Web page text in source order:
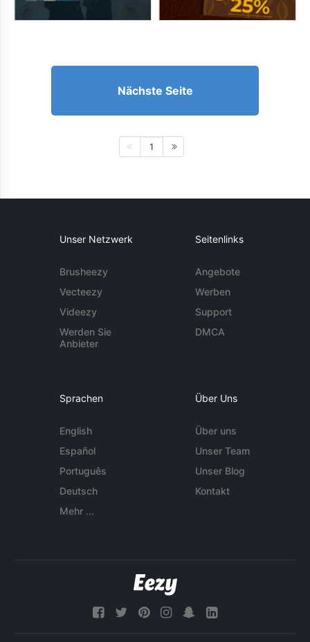
Nächste Seite
1
Unser Netzwerk
Brusheezy
Vecteezy
Videezy
Werden Sie
Anbieter
Seitenlinks
Angebote
Werben
Support
DMCA
Sprachen
English
Español
Português
Deutsch
Mehr ...
Über Uns
Über uns
Unser Team
Unser Blog
Kontakt